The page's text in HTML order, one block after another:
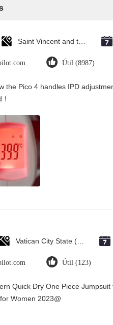
Útil (8987)
the Pico 4 handles IPD
Útil (123)
Quick Dry One Piece
Women 2023@